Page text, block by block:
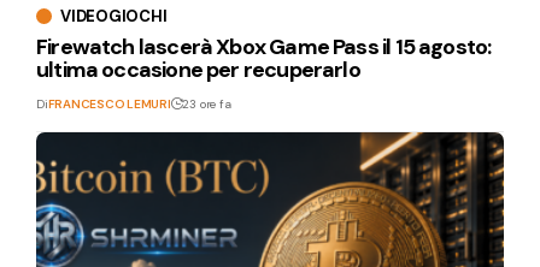
VIDEOGIOCHI
Firewatch lascerà Xbox Game Pass il 15 agosto:
ultima occasione per recuperarlo
DiFRANCESCO LEMURI 23 ore fa